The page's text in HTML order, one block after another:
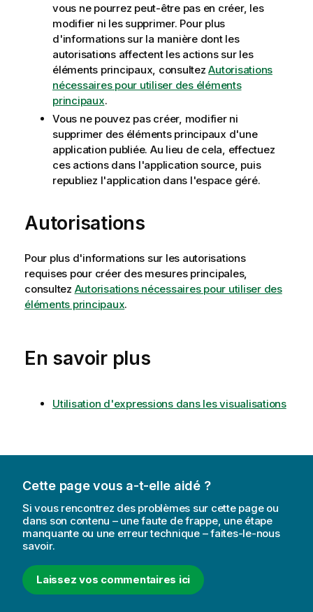
vous ne pourrez peut-être pas en créer, les
modifier ni les supprimer. Pour plus
d'informations sur la manière dont les
autorisations affectent les actions sur les
éléments principaux, consultezAutorisations
nécessaires pour utiliser des éléments
principaux.
Vous ne pouvez pas créer, modifier ni
supprimer des éléments principaux d'une
application publiée. Au lieu de cela, effectuez
ces actions dans l'application source, puis
republiez l'application dans l'espace géré.
Autorisations
Pour plus d'informations sur les autorisations
requises pour créer des mesures principales,
consultez Autorisations nécessaires pour utiliser des
éléments principaux.
En savoir plus
Utilisation d'expressions dans les visualisations
Cette page vous a-t-elle aidé ?
Si vous rencontrez des problèmes sur cette page ou
dans son contenu – une faute de frappe, une étape
manquante ou une erreur technique – faites-le-nous
savoir.
Laissez vos commentaires ici